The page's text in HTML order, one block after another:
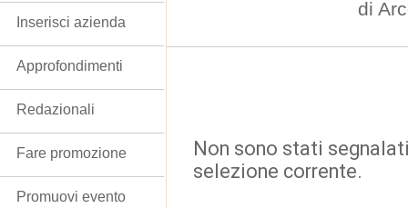
di
Non sono stati
selezione corrente.
Inserisci azienda
Approfondimenti
Redazionali
Fare promozione
Promuovi evento